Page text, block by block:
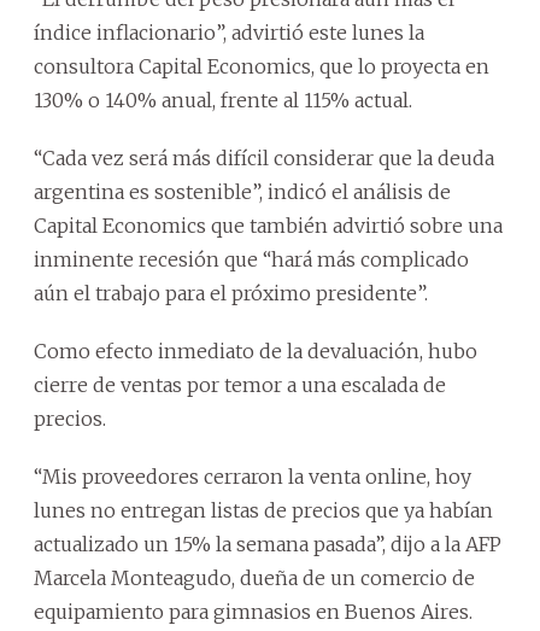
índice inflacionario”, advirtió este lunes la
consultora Capital Economics, que lo proyecta en
130% o 140% anual, frente al 115% actual.
“Cada vez será más difícil considerar que la deuda
argentina es sostenible”, indicó el análisis de
Capital Economics que también advirtió sobre una
inminente recesión que “hará más complicado
aún el trabajo para el próximo presidente”.
Como efecto inmediato de la devaluación, hubo
cierre de ventas por temor a una escalada de
precios.
“Mis proveedores cerraron la venta online, hoy
lunes no entregan listas de precios que ya habían
actualizado un 15% la semana pasada”, dijo a la AFP
Marcela Monteagudo, dueña de un comercio de
equipamiento para gimnasios en Buenos Aires.